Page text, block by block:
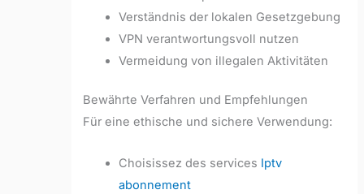
Verständnis der lokalen Gesetzgebung
VPN verantwortungsvoll nutzen
Vermeidung von illegalen Aktivitäten
Bewährte Verfahren und Empfehlungen
Für eine ethische und sichere Verwendung:
Choisissez des services Iptv
abonnement